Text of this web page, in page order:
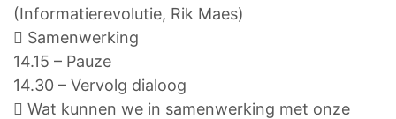
(Informatierevolutie, Rik Maes)
 Samenwerking
14.15 – Pauze
14.30 – Vervolg dialoog
 Wat kunnen we in samenwerking met onze